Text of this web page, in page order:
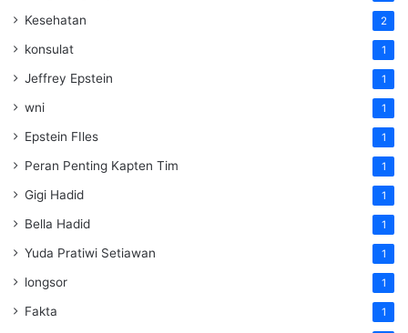
Kesehatan 2
konsulat 1
Jeffrey Epstein 1
wni 1
Epstein FIles 1
Peran Penting Kapten Tim 1
Gigi Hadid 1
Bella Hadid 1
Yuda Pratiwi Setiawan 1
longsor 1
Fakta 1